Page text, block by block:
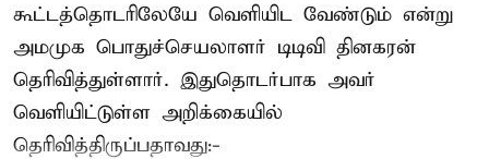
கூட்டத்தொடரிலேயே வெளியிட வேண்டும் என்று
அமமுக பொதுச்செயலாளர் டிடிவி தினகரன்
தெரிவித்துள்ளார். இதுதொடர்பாக அவர்
வெளியிட்டுள்ள அறிக்கையில்
தெரிவித்திருப்பதாவது:-